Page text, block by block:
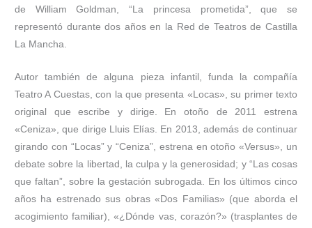
de William Goldman, “La princesa prometida”, que se
representó durante dos años en la Red de Teatros de Castilla
La Mancha.
Autor también de alguna pieza infantil, funda la compañía
Teatro A Cuestas, con la que presenta «Locas», su primer texto
original que escribe y dirige. En otoño de 2011 estrena
«Ceniza», que dirige Lluis Elías. En 2013, además de continuar
girando con “Locas” y “Ceniza”, estrena en otoño «Versus», un
debate sobre la libertad, la culpa y la generosidad; y “Las cosas
que faltan”, sobre la gestación subrogada. En los últimos cinco
años ha estrenado sus obras «Dos Familias» (que aborda el
acogimiento familiar), «¿Dónde vas, corazón?» (trasplantes de